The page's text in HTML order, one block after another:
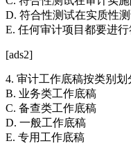
D. 符合性测试在实质性
E. 任何审计项目都要进
[ads2]
4. 审计工作底稿按类别
B. 业务类工作底稿
C. 备查类工作底稿
D. 一般工作底稿
E. 专用工作底稿